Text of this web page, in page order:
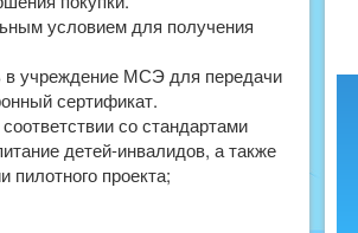
условием для получения
учреждение МСЭ для передачи
сертификат.
со стандартами
детей-инвалидов, а также
пилотного проекта;